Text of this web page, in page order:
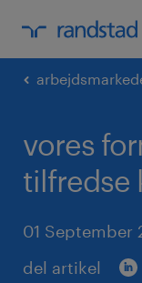
vores
tilfredse
01 September
del artikel